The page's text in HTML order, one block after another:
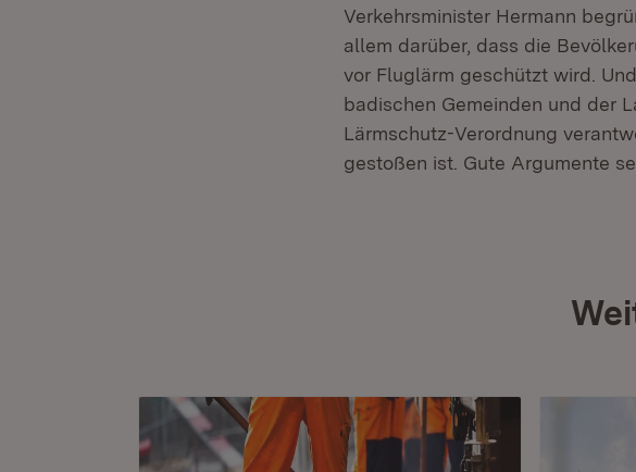
Verkehrsminister Hermann
allem darüber, dass die
vor Fluglärm geschützt wird.
badischen Gemeinden und der
Lärmschutz-Verordnung
gestoßen ist. Gute Argumente